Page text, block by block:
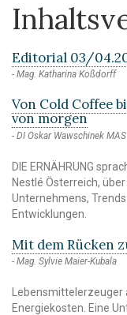
Editorial 03/
Mag. Katharina Koßdorff
Von Cold Coffee
von morgen
DI Oskar Wawschinek
DIE ERNÄHRUNG
Nestlé Österreich,
Unternehmens,
Entwicklungen.
Mit dem Rücken
Mag. Sylvie Maier-Kubala
Energiekosten. Eine